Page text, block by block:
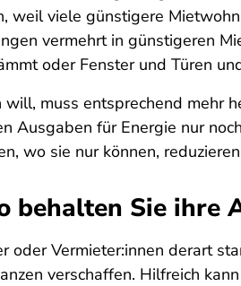
weil viele günstigere
vermehrt in günstigeren
oder Fenster und Türen
muss entsprechend mehr
Ausgaben für Energie nur
wo sie nur können,
behalten Sie ihre
oder Vermieter:innen derart
verschaffen. Hilfreich